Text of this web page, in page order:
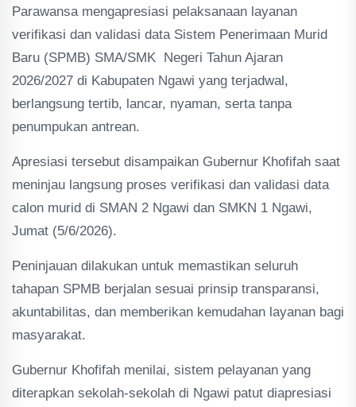
Parawansa mengapresiasi pelaksanaan layanan
verifikasi dan validasi data Sistem Penerimaan Murid
Baru (SPMB) SMA/SMK Negeri Tahun Ajaran
2026/2027 di Kabupaten Ngawi yang terjadwal,
berlangsung tertib, lancar, nyaman, serta tanpa
penumpukan antrean.
Apresiasi tersebut disampaikan Gubernur Khofifah saat
meninjau langsung proses verifikasi dan validasi data
calon murid di SMAN 2 Ngawi dan SMKN 1 Ngawi,
Jumat (5/6/2026).
Peninjauan dilakukan untuk memastikan seluruh
tahapan SPMB berjalan sesuai prinsip transparansi,
akuntabilitas, dan memberikan kemudahan layanan bagi
masyarakat.
Gubernur Khofifah menilai, sistem pelayanan yang
diterapkan sekolah-sekolah di Ngawi patut diapresiasi